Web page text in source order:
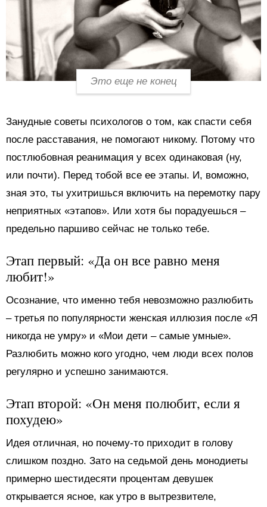
Это еще не конец
Занудные советы психологов о том, как спасти себя
после расставания, не помогают никому. Потому что
постлюбовная реанимация у всех одинаковая (ну,
или почти). Перед тобой все ее этапы. И, воможно,
зная это, ты ухитришься включить на перемотку пару
неприятных «этапов». Или хотя бы порадуешься –
предельно паршиво сейчас не только тебе.
Этап первый: «Да он все равно меня
любит!»
Осознание, что именно тебя невозможно разлюбить
– третья по популярности женская иллюзия после «Я
никогда не умру» и «Мои дети – самые умные».
Разлюбить можно кого угодно, чем люди всех полов
регулярно и успешно занимаются.
Этап второй: «Он меня полюбит, если я
похудею»
Идея отличная, но почему-то приходит в голову
слишком поздно. Зато на седьмой день монодиеты
примерно шестидесяти процентам девушек
открывается ясное, как утро в вытрезвителе,